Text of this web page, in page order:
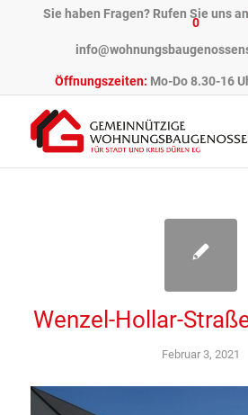
Sie haben Fragen? Rufen Sie uns
0
Öffnungszeiten: Mo-Do 8.30-16
Wenzel-Hollar-
Februar 3, 2021